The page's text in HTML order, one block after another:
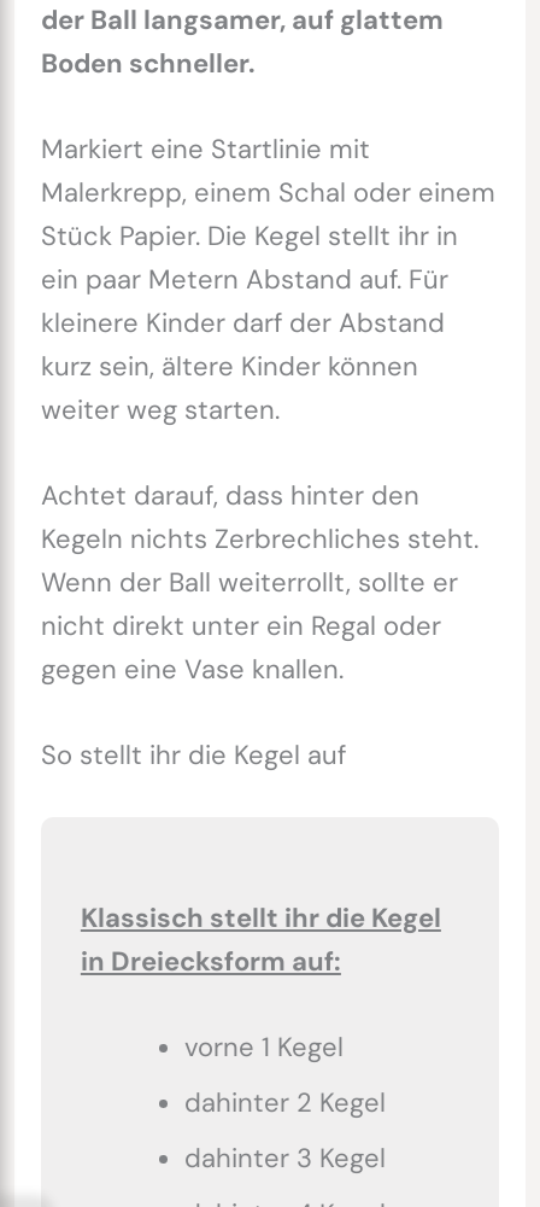
der Ball langsamer, auf glattem
Boden schneller.
Markiert eine Startlinie mit
Malerkrepp, einem Schal oder einem
Stück Papier. Die Kegel stellt ihr in
ein paar Metern Abstand auf. Für
kleinere Kinder darf der Abstand
kurz sein, ältere Kinder können
weiter weg starten.
Achtet darauf, dass hinter den
Kegeln nichts Zerbrechliches steht.
Wenn der Ball weiterrollt, sollte er
nicht direkt unter ein Regal oder
gegen eine Vase knallen.
So stellt ihr die Kegel auf
Klassisch stellt ihr die Kegel
in Dreiecksform auf:
vorne 1 Kegel
dahinter 2 Kegel
dahinter 3 Kegel